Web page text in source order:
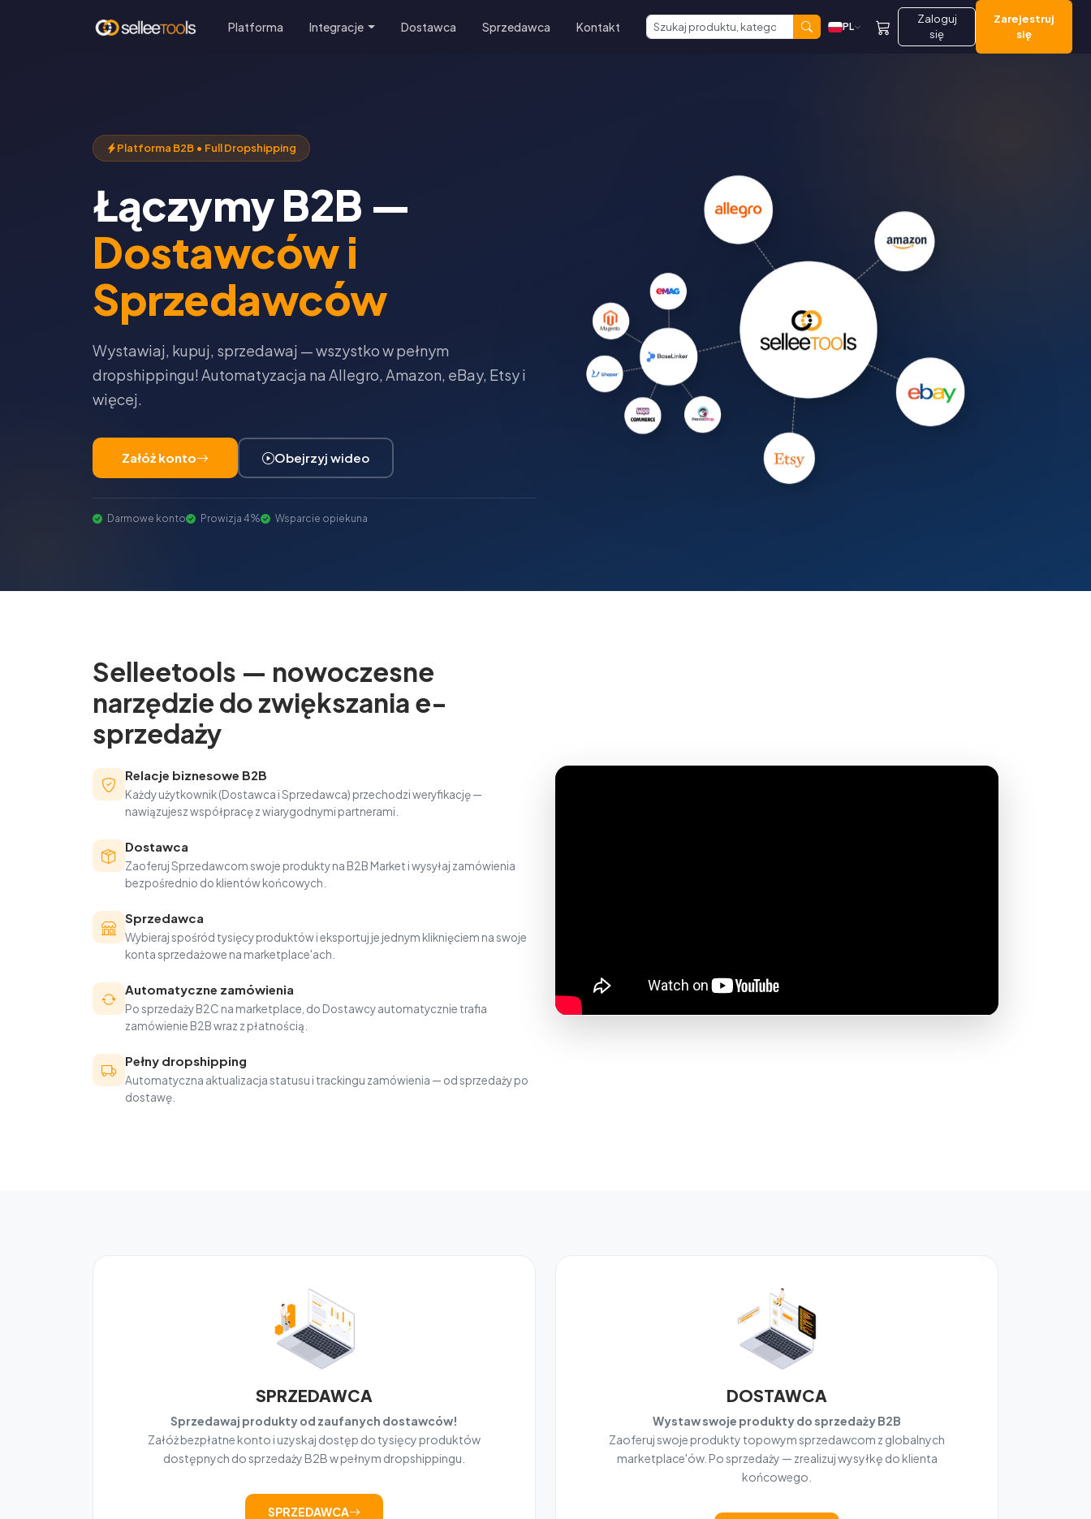
Platforma Integracje Dostawca Sprzedawca Kontakt PL
Zaloguj
się
Zarejestruj
się
Platforma B2B • Full Dropshipping
Łączymy B2B —
Dostawców i
Sprzedawców
Wystawiaj, kupuj, sprzedawaj — wszystko w pełnym
dropshippingu! Automatyzacja na Allegro, Amazon, eBay, Etsy i
więcej.
Załóż konto Obejrzyj wideo
Darmowe konto Prowizja 4% Wsparcie opiekuna
Selleetools — nowoczesne
narzędzie do zwiększania e-
sprzedaży
Relacje biznesowe B2B
Każdy użytkownik (Dostawca i Sprzedawca) przechodzi weryfikację —
nawiązujesz współpracę z wiarygodnymi partnerami.
Dostawca
Zaoferuj Sprzedawcom swoje produkty na B2B Market i wysyłaj zamówienia
bezpośrednio do klientów końcowych.
Sprzedawca
Wybieraj spośród tysięcy produktów i eksportuj je jednym kliknięciem na swoje
konta sprzedażowe na marketplace'ach.
Automatyczne zamówienia
Po sprzedaży B2C na marketplace, do Dostawcy automatycznie trafia
zamówienie B2B wraz z płatnością.
Pełny dropshipping
Automatyczna aktualizacja statusu i trackingu zamówienia — od sprzedaży po
dostawę.
SPRZEDAWCA
Sprzedawaj produkty od zaufanych dostawców!
Załóż bezpłatne konto i uzyskaj dostęp do tysięcy produktów
dostępnych do sprzedaży B2B w pełnym dropshippingu.
SPRZEDAWCA
DOSTAWCA
Wystaw swoje produkty do sprzedaży B2B
Zaoferuj swoje produkty topowym sprzedawcom z globalnych
marketplace'ów. Po sprzedaży — zrealizuj wysyłkę do klienta
końcowego.